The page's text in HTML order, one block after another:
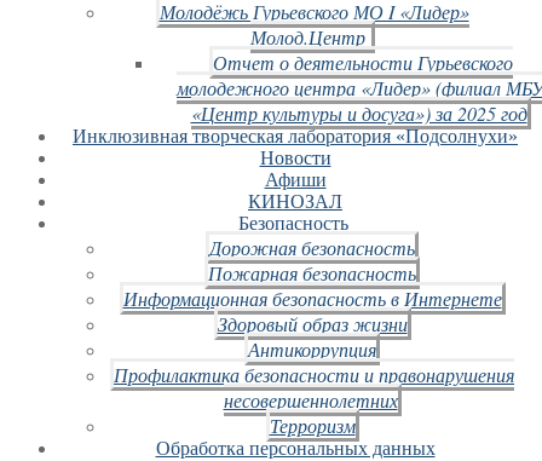
Молодёжь Гурьевского МО I «Лидер»
Молод.Центр
Отчет о деятельности Гурьевского
молодежного центра «Лидер» (филиал
«Центр культуры и досуга») за 2025 год
Инклюзивная творческая лаборатория «Подсолнухи»
Новости
Афиши
КИНОЗАЛ
Безопасность
Дорожная безопасность
Пожарная безопасность
Информационная безопасность в Интернете
Здоровый образ жизни
Антикоррупция
Профилактика безопасности и правонарушения
несовершеннолетних
Терроризм
Обработка персональных данных